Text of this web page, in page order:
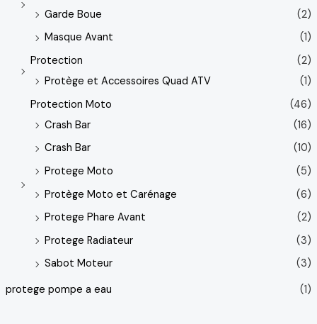
Garde Boue
(2)
Masque Avant
(1)
Protection
(2)
Protège et Accessoires Quad ATV
(1)
Protection Moto
(46)
Crash Bar
(16)
Crash Bar
(10)
Protege Moto
(5)
Protège Moto et Carénage
(6)
Protege Phare Avant
(2)
Protege Radiateur
(3)
Sabot Moteur
(3)
protege pompe a eau
(1)